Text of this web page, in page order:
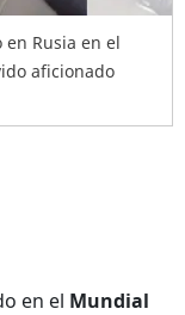
Rusia en el
aficionado
en el Mundial